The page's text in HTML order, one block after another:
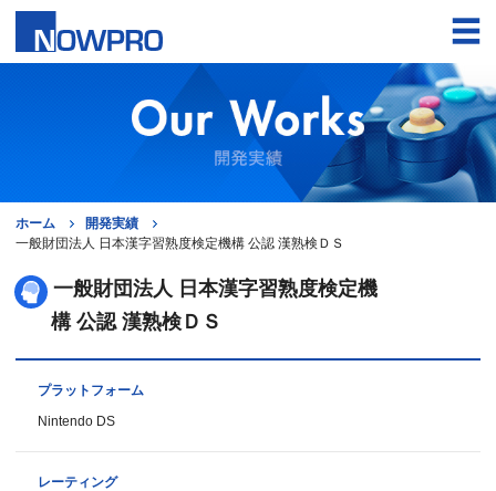
ホーム
開発実績
一般財団法人 日本漢字習熟度検定機構 公認 漢熟検ＤＳ
一般財団法人 日本漢字習熟度検定機
構 公認 漢熟検ＤＳ
プラットフォーム
Nintendo DS
レーティング